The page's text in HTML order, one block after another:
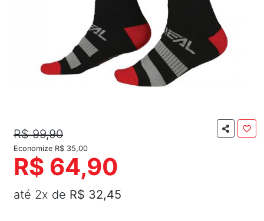
R$ 99,90
Economize R$ 35,00
R$ 64,90
até 2x de R$ 32,45